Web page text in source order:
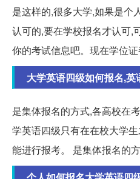
是这样的,很多大学,如果是个
认可的,要在学校报名才认可,
你的考试信息吧。现在学位证
大学英语四级如何报名,
是集体报名的方式,各高校在
学英语四级只有在在校大学
能进行报考。 是集体报名的方